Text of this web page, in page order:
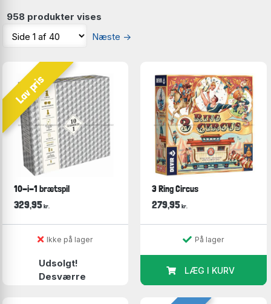
958 produkter vises
Næste →
Lav pris
10-i-1 brætspil
329,95 kr.
Ikke på lager
Udsolgt!
Desværre
3 Ring Circus
279,95kr.
På lager
LÆG I KURV